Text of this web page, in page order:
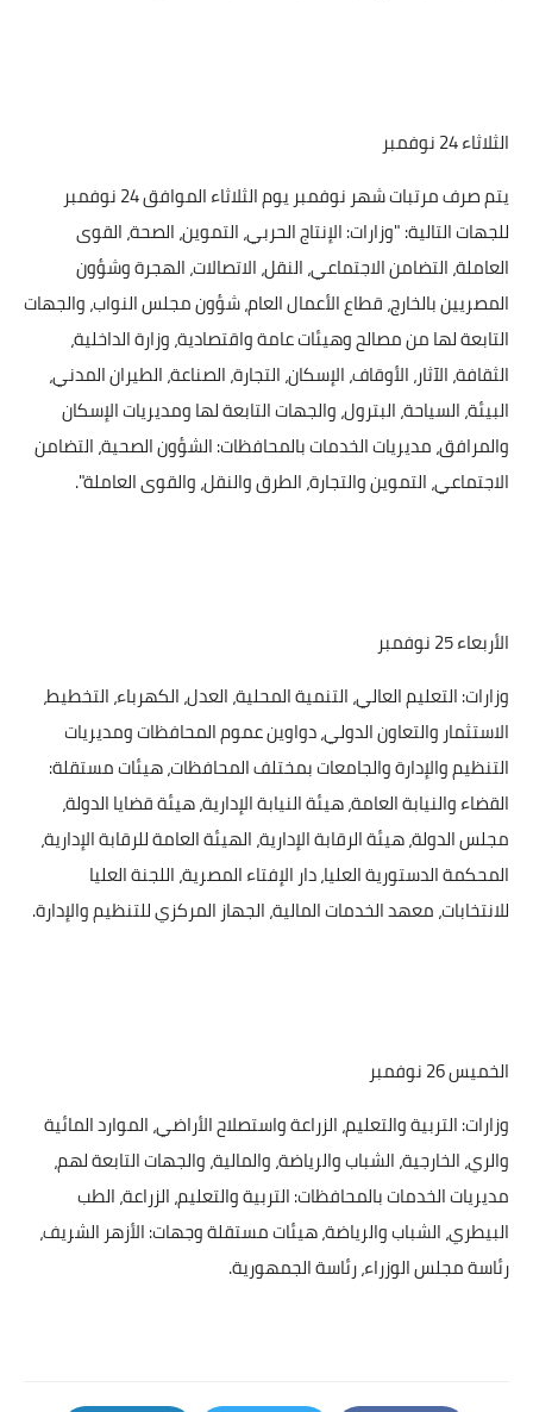
الثلاثاء 24 نوفمبر
يتم صرف مرتبات شهر نوفمبر يوم الثلاثاء الموافق 24 نوفمبر
للجهات التالية: "وزارات: الإنتاج الحربي، التموين، الصحة، القوى
العاملة، التضامن الاجتماعي، النقل، الاتصالات، الهجرة وشؤون
المصريين بالخارج، قطاع الأعمال العام، شؤون مجلس النواب، والجهات
التابعة لها من مصالح وهيئات عامة واقتصادية، وزارة الداخلية،
الثقافة، الآثار، الأوقاف، الإسكان، التجارة، الصناعة، الطيران المدني،
البيئة، السياحة، البترول، والجهات التابعة لها ومديريات الإسكان
والمرافق، مديريات الخدمات بالمحافظات: الشؤون الصحية، التضامن
الاجتماعي، التموين والتجارة، الطرق والنقل، والقوى العاملة".
الأربعاء 25 نوفمبر
وزارات: التعليم العالي، التنمية المحلية، العدل، الكهرباء، التخطيط،
الاستثمار والتعاون الدولي، دواوين عموم المحافظات ومديريات
التنظيم والإدارة والجامعات بمختلف المحافظات، هيئات مستقلة:
القضاء والنيابة العامة، هيئة النيابة الإدارية، هيئة قضايا الدولة،
مجلس الدولة، هيئة الرقابة الإدارية، الهيئة العامة للرقابة الإدارية،
المحكمة الدستورية العليا، دار الإفتاء المصرية، اللجنة العليا
للانتخابات، معهد الخدمات المالية، الجهاز المركزي للتنظيم والإدارة.
الخميس 26 نوفمبر
وزارات: التربية والتعليم، الزراعة واستصلاح الأراضي، الموارد المائية
والري، الخارجية، الشباب والرياضة، والمالية، والجهات التابعة لهم،
مديريات الخدمات بالمحافظات: التربية والتعليم، الزراعة، الطب
البيطري، الشباب والرياضة، هيئات مستقلة وجهات: الأزهر الشريف،
رئاسة مجلس الوزراء، رئاسة الجمهورية.